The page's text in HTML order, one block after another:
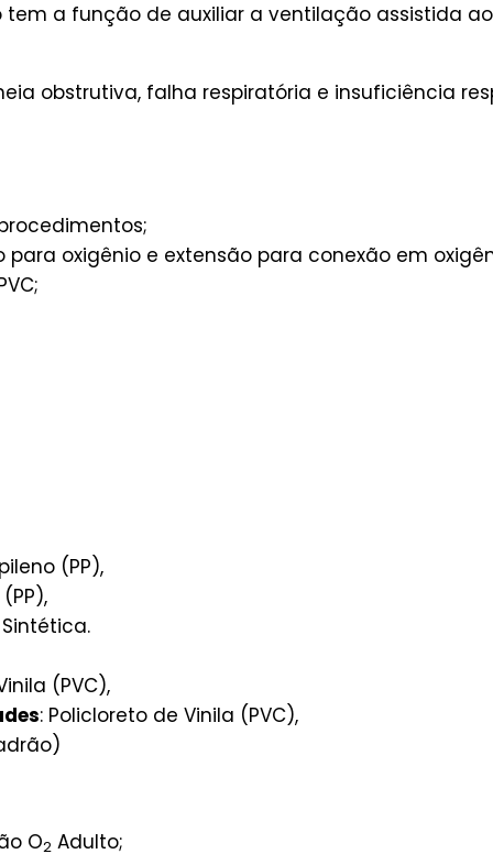
a função de auxiliar a ventilação assistida
obstrutiva, falha respiratória e insuficiência
oxigênio e extensão para conexão em
(PP),
(PVC),
: Policloreto de Vinila (PVC),
O2 Adulto;